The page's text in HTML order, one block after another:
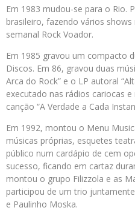
Em 1983 mudou-se para o Rio.
brasileiro, fazendo vários
semanal Rock Voador.
Em 1985 gravou um compacto
Discos. Em 86, gravou duas
Arca do Rock” e o LP autoral
executado nas rádios cariocas
canção “A Verdade a Cada
Em 1992, montou o Menu
músicas próprias, esquetes
público num cardápio de cem
sucesso, ficando em cartaz
montou o grupo Filizzola e as
participou de um trio
e Paulinho Moska.